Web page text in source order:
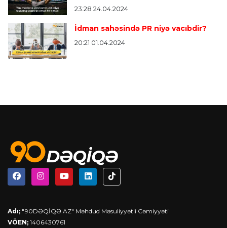
23:28 24.04.2024
İdman sahəsində PR niyə vacıbdir?
20:21 01.04.2024
Adı; "90DƏQİQƏ.AZ" Məhdud Məsuliyyətli Cəmiyyəti
VÖEN; 1406430761